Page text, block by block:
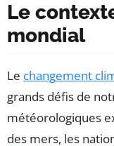
Le
mondial
Le changement
grands défis de
météorologiques
des mers, les